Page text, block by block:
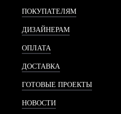
ПОКУПАТЕЛЯМ
ДИЗАЙНЕРАМ
ОПЛАТА
ДОСТАВКА
ГОТОВЫЕ ПРОЕКТЫ
НОВОСТИ